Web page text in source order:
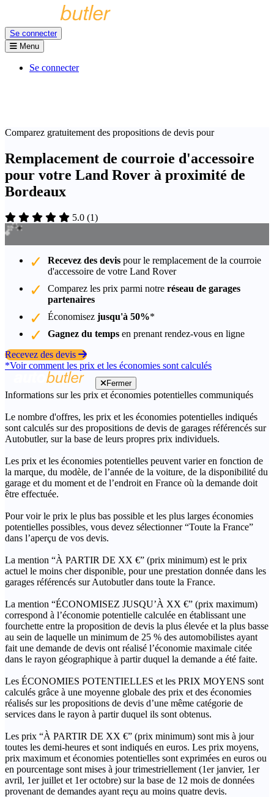
Se connecter
Menu
Se connecter
Comparez gratuitement des propositions de devis pour
Remplacement de courroie d'accessoire
pour votre Land Rover à proximité de
Bordeaux
5.0 (1)
Recevez des devis pour le remplacement de la courroie
d'accessoire de votre Land Rover
Comparez les prix parmi notre réseau de garages
partenaires
Économisez jusqu'à 50%*
Gagnez du temps en prenant rendez-vous en ligne
Recevez des devis
*Voir comment les prix et les économies sont calculés
Fermer
Informations sur les prix et économies potentielles communiqués
Le nombre d'offres, les prix et les économies potentielles indiqués
sont calculés sur des propositions de devis de garages référencés sur
Autobutler, sur la base de leurs propres prix individuels.
Les prix et les économies potentielles peuvent varier en fonction de
la marque, du modèle, de l’année de la voiture, de la disponibilité du
garage et du moment et de l’endroit en France où la demande doit
être effectuée.
Pour voir le prix le plus bas possible et les plus larges économies
potentielles possibles, vous devez sélectionner “Toute la France”
dans l’aperçu de vos devis.
La mention “À PARTIR DE XX €” (prix minimum) est le prix
actuel le moins cher disponible, pour une prestation donnée dans les
garages référencés sur Autobutler dans toute la France.
La mention “ÉCONOMISEZ JUSQU’À XX €” (prix maximum)
correspond à l’économie potentielle calculée en établissant une
fourchette entre la proposition de devis la plus élevée et la plus basse
au sein de laquelle un minimum de 25 % des automobilistes ayant
fait une demande de devis ont réalisé l’économie maximale citée
dans le rayon géographique à partir duquel la demande a été faite.
Les ÉCONOMIES POTENTIELLES et les PRIX MOYENS sont
calculés grâce à une moyenne globale des prix et des économies
réalisés sur les propositions de devis d’une même catégorie de
services dans le rayon à partir duquel ils sont obtenus.
Les prix “À PARTIR DE XX €” (prix minimum) sont mis à jour
toutes les demi-heures et sont indiqués en euros. Les prix moyens,
prix maximum et économies potentielles sont exprimées en euros ou
en pourcentage sont mises à jour trimestriellement (1er janvier, 1er
avril, 1er juillet et 1er octobre) sur la base de 12 mois de données
provenant de demandes ayant reçu au moins quatre devis.